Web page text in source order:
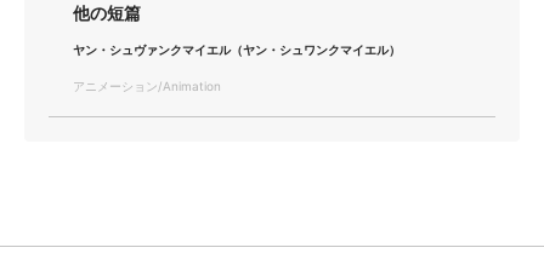
他の短篇
ヤン・シュヴァンクマイエル（ヤン・シュワンクマイエル）
アニメーション/Animation